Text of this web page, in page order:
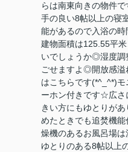
らは南東向きの物件
手の良い8帖以上の寝
能があるので入浴の
建物面積は125.55平
いでしょうか◎湿度調
ごせますよ◎開放感溢
はこちらです(*^_^*)
ーホン付きです☆広さ
きい方にもゆとりが
めたときでも追焚機
燥機のあるお風呂場
ゆとりのある8帖以上